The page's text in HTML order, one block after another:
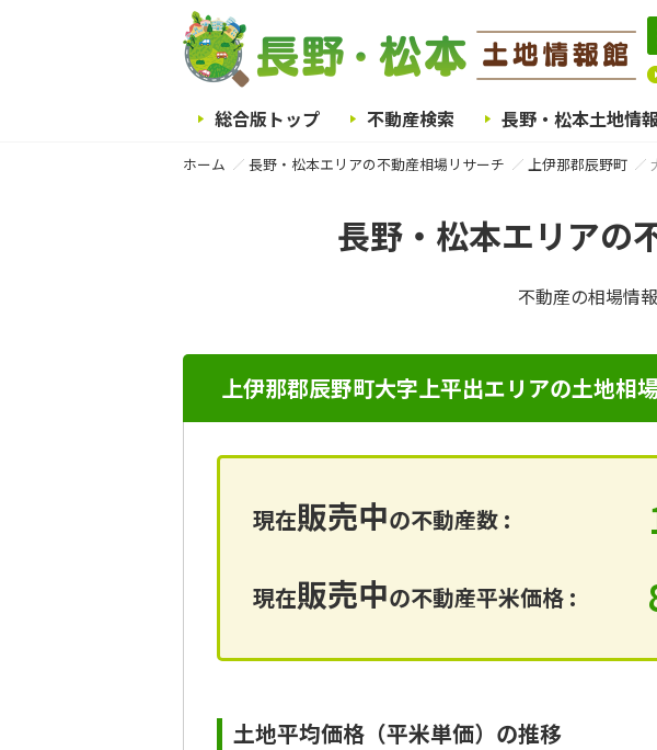
総合版トップ 不動産検索 長野・松本土地情
ホーム 長野・松本エリアの不動産相場リサーチ 上伊那郡辰野町
長野・松本エリアの
不動産の相場情
上伊那郡辰野町大字上平出エリアの土地相
現在販売中の不動産数 :
現在販売中の不動産平米価格 :
土地平均価格（平米単価）の推移